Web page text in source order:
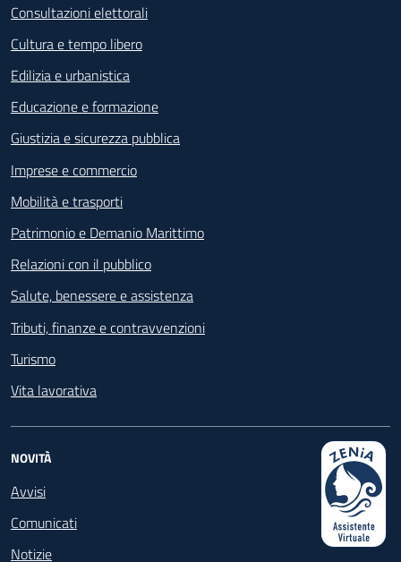
Consultazioni elettorali
Cultura e tempo libero
Edilizia e urbanistica
Educazione e formazione
Giustizia e sicurezza pubblica
Imprese e commercio
Mobilità e trasporti
Patrimonio e Demanio Marittimo
Relazioni con il pubblico
Salute, benessere e assistenza
Tributi, finanze e contravvenzioni
Turismo
Vita lavorativa
NOVITÀ
Avvisi
Comunicati
Notizie